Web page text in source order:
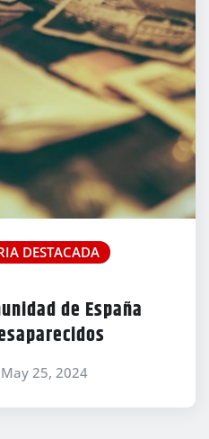
DESTACADA
de España
May 25, 2024